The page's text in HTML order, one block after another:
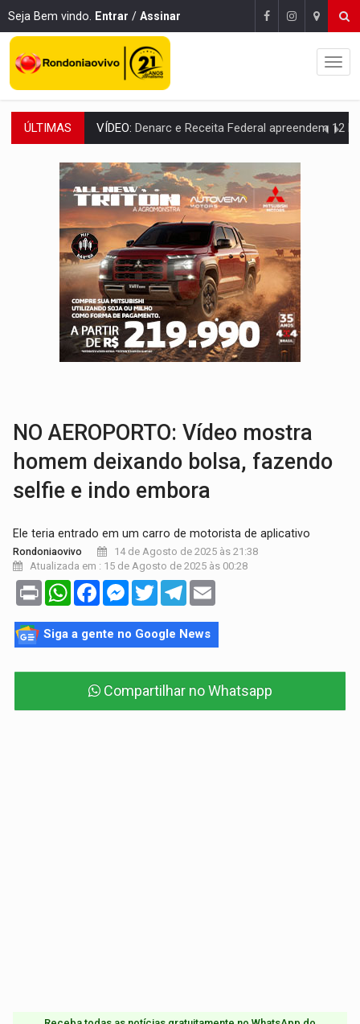
Seja Bem vindo. Entrar / Assinar
ÚLTIMAS OPERAÇÃO DA PC:Membros do CV são presos com armas e drogas após
ENTRADA GRATUITA:Espetáculo As Marias Somos Nós será
VÍDEO:Três são presos após furto de motocicleta em frente
CELEBRAÇÃO:Cerejeiras completa 43 anos de emancipação com
SAÚDE:Anvisa desmente boato sobre presença de plástico ou
VÍDEO:Pitbulls fogem de residência e atacam casal de idosos
AÇÃO CONJUNTA: Forças policiais apreendem cerca de 1kg de
PF ESTÁ APURANDO:Flávio Bolsonaro escolhe Alfredo Gaspar como vice, alvo de
NO AEROPORTO: Vídeo mostra
homem deixando bolsa, fazendo
selfie e indo embora
Ele teria entrado em um carro de motorista de aplicativo
Rondoniaovivo
14 de Agosto de 2025 às 21:38
Atualizada em : 15 de Agosto de 2025 às 00:28
Print WhatsAppFacebookMessenger
TwitterTelegram
Siga a gente no Google News
Compartilhar no Whatsapp